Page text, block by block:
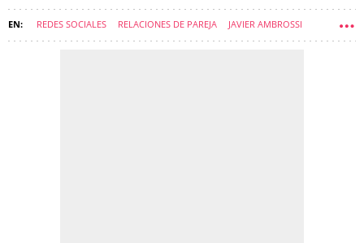
REDES SOCIALES RELACIONES DE PAREJA JAVIER AMBROSSI